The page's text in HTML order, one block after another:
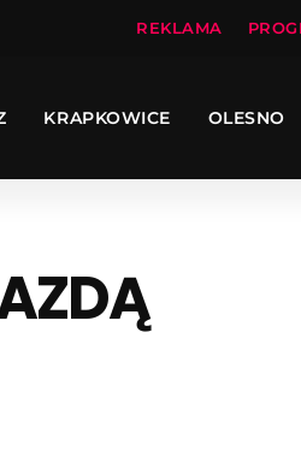
REKLAMA
KRAPKOWICE OLESNO